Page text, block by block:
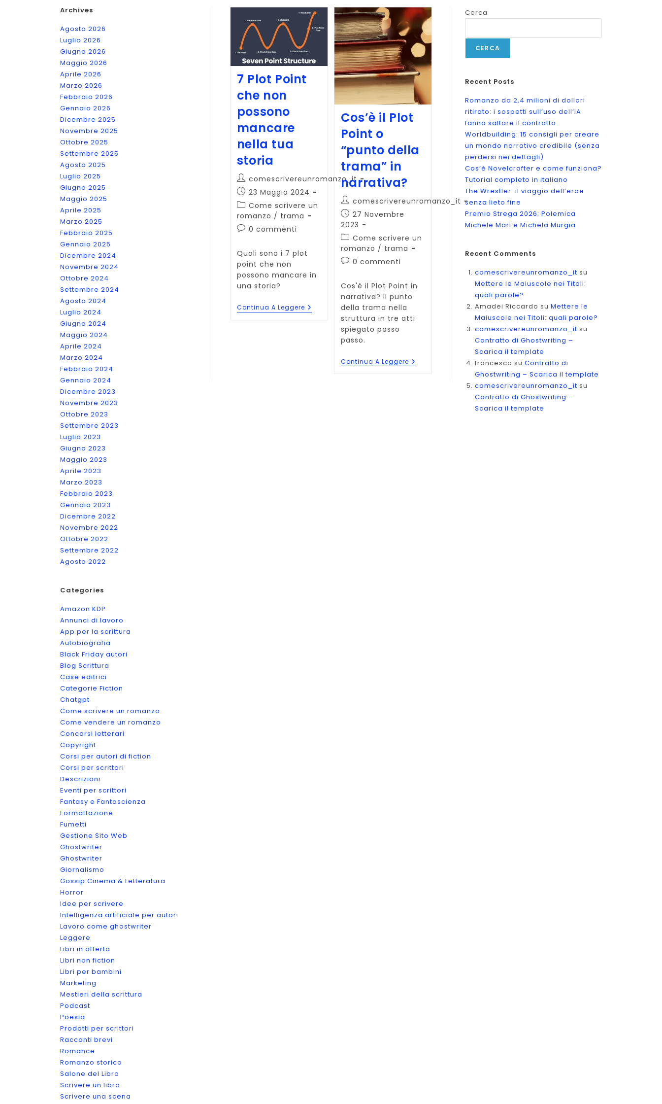
7 Plot Point
che non
possono
mancare
nella tua
storia
Autore
dell'articolo:
comescrivereunromanzo_it
Articolo
pubblicato:
23 Maggio 2024
Categoria
dell'articolo:
Come scrivere un
romanzo / trama
Commenti
0 commenti
Quali sono i 7 plot
point che non
possono mancare in
una storia?
Continua A Leggere7
Plot
Cos’è il Plot
Point o
“punto della
trama” in
narrativa?
Autore
dell'articolo:
comescrivereunromanzo_it
Articolo
pubblicato:
27 Novembre
2023
Categoria
dell'articolo:
Come scrivere un
romanzo / trama
Commenti
0 commenti
Cos'è il Plot Point in
narrativa? Il punto
della trama nella
struttura in tre atti
spiegato passo
passo.
Continua A LeggereCos’è
Il
Archives
Agosto 2026
Luglio 2026
Giugno 2026
Maggio 2026
Aprile 2026
Marzo 2026
Febbraio 2026
Gennaio 2026
Dicembre 2025
Novembre 2025
Ottobre 2025
Settembre 2025
Agosto 2025
Luglio 2025
Giugno 2025
Maggio 2025
Aprile 2025
Marzo 2025
Febbraio 2025
Gennaio 2025
Dicembre 2024
Novembre 2024
Ottobre 2024
Settembre 2024
Agosto 2024
Luglio 2024
Giugno 2024
Maggio 2024
Aprile 2024
Marzo 2024
Febbraio 2024
Gennaio 2024
Dicembre 2023
Novembre 2023
Ottobre 2023
Settembre 2023
Luglio 2023
Giugno 2023
Maggio 2023
Aprile 2023
Marzo 2023
Febbraio 2023
Gennaio 2023
Dicembre 2022
Novembre 2022
Ottobre 2022
Settembre 2022
Agosto 2022
Categories
Amazon KDP
Annunci di lavoro
App per la scrittura
Autobiografia
Black Friday autori
Blog Scrittura
Case editrici
Categorie Fiction
Chatgpt
Come scrivere un romanzo
Come vendere un romanzo
Concorsi letterari
Copyright
Corsi per autori di fiction
Corsi per scrittori
Descrizioni
Eventi per scrittori
Fantasy e Fantascienza
Formattazione
Fumetti
Gestione Sito Web
Ghostwriter
Ghostwriter
Giornalismo
Gossip Cinema & Letteratura
Horror
Idee per scrivere
Intelligenza artificiale per autori
Lavoro come ghostwriter
Leggere
Libri in offerta
Libri non fiction
Libri per bambini
Marketing
Mestieri della scrittura
Podcast
Poesia
Prodotti per scrittori
Racconti brevi
Romance
Romanzo storico
Salone del Libro
Scrivere un libro
Scrivere una scena
Cerca
CERCA
Recent Posts
Romanzo da 2,4 milioni di dollari
ritirato: i sospetti sull’uso dell’IA
fanno saltare il contratto
Worldbuilding: 15 consigli per creare
un mondo narrativo credibile (senza
perdersi nei dettagli)
Cos’è Novelcrafter e come funziona?
Tutorial completo in italiano
The Wrestler: il viaggio dell’eroe
senza lieto fine
Premio Strega 2026: Polemica
Michele Mari e Michela Murgia
Recent Comments
comescrivereunromanzo_it su
Mettere le Maiuscole nei Titoli:
quali parole?
Amadei Riccardo su Mettere le
Maiuscole nei Titoli: quali parole?
comescrivereunromanzo_it su
Contratto di Ghostwriting –
Scarica il template
francesco su Contratto di
Ghostwriting – Scarica il template
comescrivereunromanzo_it su
Contratto di Ghostwriting –
Scarica il template